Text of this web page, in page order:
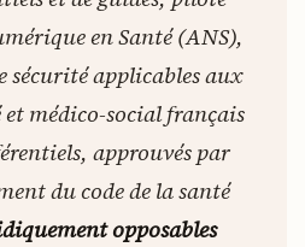
en Santé (ANS),
sécurité applicables aux
et médico-social français
approuvés par
du code de la santé
opposables